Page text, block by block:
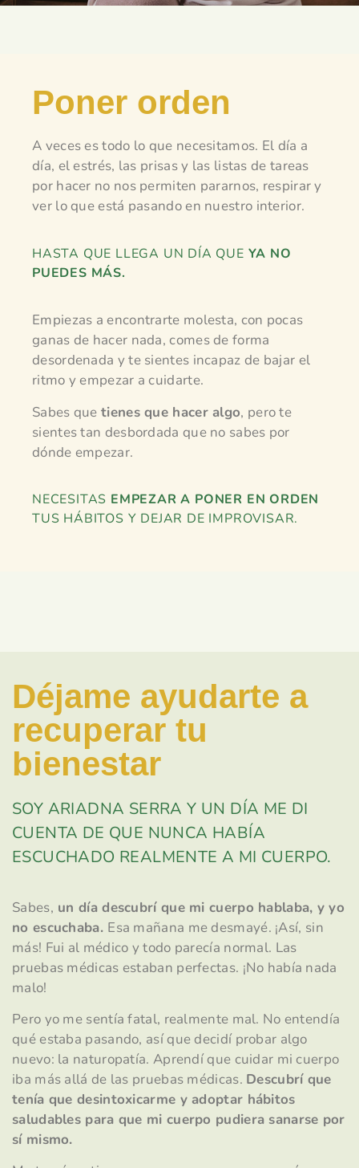
Poner orden
A veces es todo lo que necesitamos. El día a
día, el estrés, las prisas y las listas de tareas
por hacer no nos permiten pararnos, respirar y
ver lo que está pasando en nuestro interior.
HASTA QUE LLEGA UN DÍA QUE YA NO
PUEDES MÁS.
Empiezas a encontrarte molesta, con pocas
ganas de hacer nada, comes de forma
desordenada y te sientes incapaz de bajar el
ritmo y empezar a cuidarte.
Sabes que tienes que hacer algo, pero te
sientes tan desbordada que no sabes por
dónde empezar.
NECESITAS EMPEZAR A PONER EN ORDEN
TUS HÁBITOS Y DEJAR DE IMPROVISAR.
Déjame ayudarte a
recuperar tu
bienestar
SOY ARIADNA SERRA Y UN DÍA ME DI
CUENTA DE QUE NUNCA HABÍA
ESCUCHADO REALMENTE A MI CUERPO.
Sabes, un día descubrí que mi cuerpo hablaba, y yo
no escuchaba. Esa mañana me desmayé. ¡Así, sin
más! Fui al médico y todo parecía normal. Las
pruebas médicas estaban perfectas. ¡No había nada
malo!
Pero yo me sentía fatal, realmente mal. No entendía
qué estaba pasando, así que decidí probar algo
nuevo: la naturopatía. Aprendí que cuidar mi cuerpo
iba más allá de las pruebas médicas. Descubrí que
tenía que desintoxicarme y adoptar hábitos
saludables para que mi cuerpo pudiera sanarse por
sí mismo.